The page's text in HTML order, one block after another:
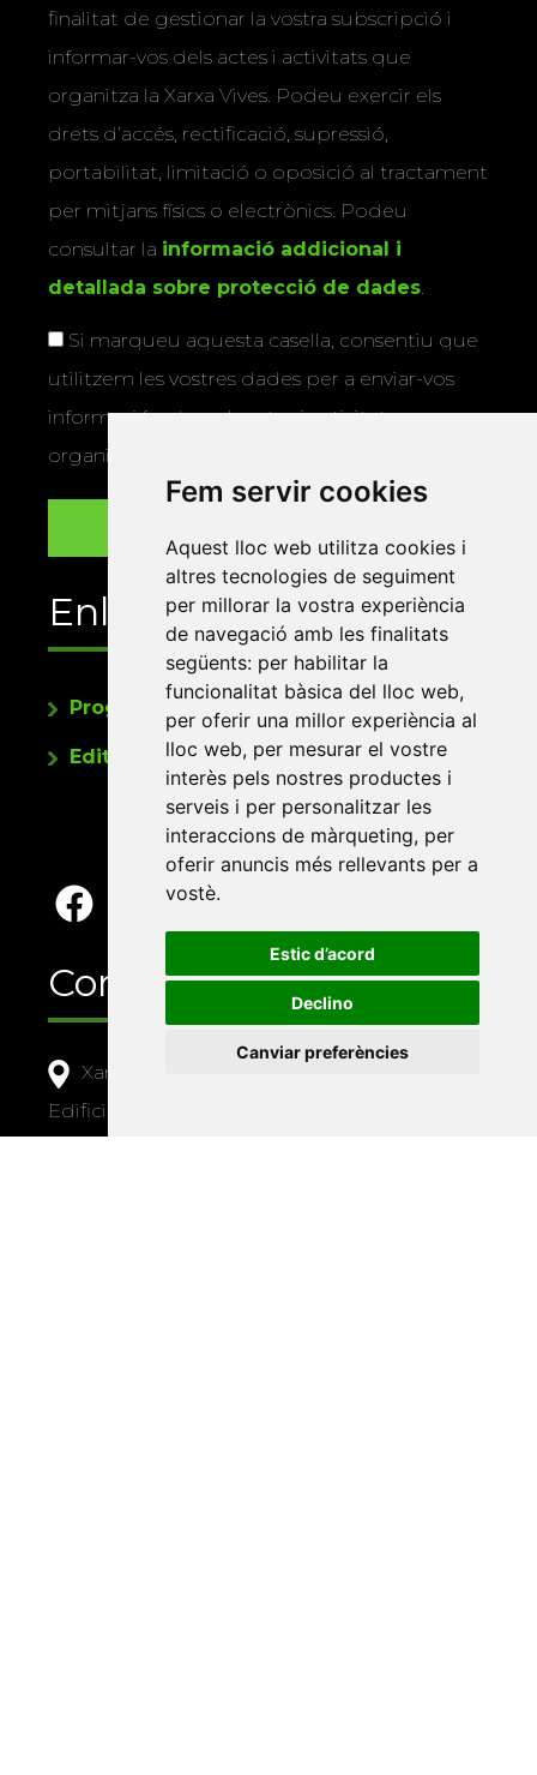
Fem servir cookies
Aquest lloc web utilitza cookies i
altres tecnologies de seguiment
per millorar la vostra experiència
de navegació amb les finalitats
següents: per habilitar la
funcionalitat bàsica del lloc web,
per oferir una millor experiència al
lloc web, per mesurar el vostre
interès pels nostres productes i
serveis i per personalitzar les
interaccions de màrqueting, per
oferir anuncis més rellevants per a
vostè.
Estic d’acord
Declino
Canviar preferències
finalitat de gestionar la vostra subscripció i
informar-vos dels actes i activitats que
organitza la Xarxa Vives. Podeu exercir els
drets d’accés, rectificació, supressió,
portabilitat, limitació o oposició al tractament
per mitjans físics o electrònics. Podeu
consultar la informació addicional i
detallada sobre protecció de dades.
Si marqueu aquesta casella, consentiu que
utilitzem les vostres dades per a enviar-vos
informació sobre els actes i activitats que
organitza la Xarxa Vives.
Enllaços
Programa de publicacions
Editorials universitàries a Twitter
Contacte
Xarxa Vives d'Universitats
Edifici Àgora